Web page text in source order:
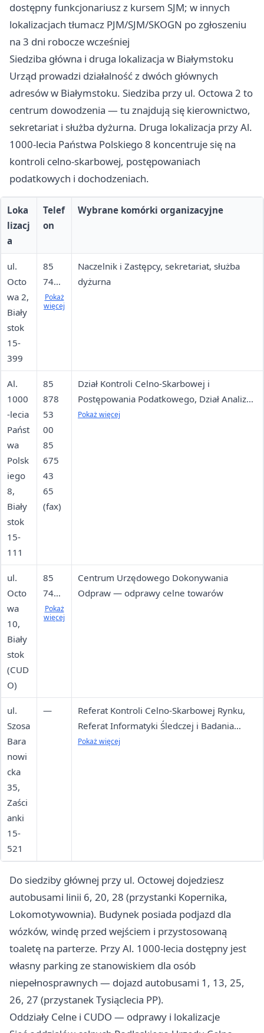
dostępny funkcjonariusz z kursem SJM; w innych
lokalizacjach tłumacz PJM/SJM/SKOGN po zgłoszeniu
na 3 dni robocze wcześniej
Siedziba główna i druga lokalizacja w Białymstoku
Urząd prowadzi działalność z dwóch głównych
adresów w Białymstoku. Siedziba przy ul. Octowa 2 to
centrum dowodzenia — tu znajdują się kierownictwo,
sekretariat i służba dyżurna. Druga lokalizacja przy Al.
1000-lecia Państwa Polskiego 8 koncentruje się na
kontroli celno-skarbowej, postępowaniach
podatkowych i dochodzeniach.
Loka
lizacj
a
Telef
on
Wybrane komórki organizacyjne
ul.
Octo
wa 2,
Biały
stok
15-
399
85
745
85
55
nia)
85
745
85
01
(sekr
etari
at)
85
745
ba
dyżu
rna,
całod
85
99
Pokaż
więcej
Naczelnik i Zastępcy, sekretariat, służba
dyżurna
Al.
1000
-lecia
Państ
wa
Polsk
iego
8,
Biały
stok
15-
111
85
878
53
00
85
675
43
65
(fax)
Dział Kontroli Celno-Skarbowej i
Postępowania Podatkowego, Dział Analizy
Ryzyka i Wymiany Informacji
Pokaż więcej
ul.
Octo
wa
10,
Biały
stok
(CUD
O)
85
745
85
92,
85
745
09
(fax
po
godz.
15:0
0)
Pokaż
więcej
Centrum Urzędowego Dokonywania
Odpraw — odprawy celne towarów
ul.
Szosa
Bara
nowi
cka
35,
Zaści
anki
15-
521
—
Referat Kontroli Celno-Skarbowej Rynku,
Referat Informatyki Śledczej i Badania
Urządzeń do Gier
Pokaż więcej
Do siedziby głównej przy ul. Octowej dojedziesz
autobusami linii 6, 20, 28 (przystanki Kopernika,
Lokomotywownia). Budynek posiada podjazd dla
wózków, windę przed wejściem i przystosowaną
toaletę na parterze. Przy Al. 1000-lecia dostępny jest
własny parking ze stanowiskiem dla osób
niepełnosprawnych — dojazd autobusami 1, 13, 25,
26, 27 (przystanek Tysiąclecia PP).
Oddziały Celne i CUDO — odprawy i lokalizacje